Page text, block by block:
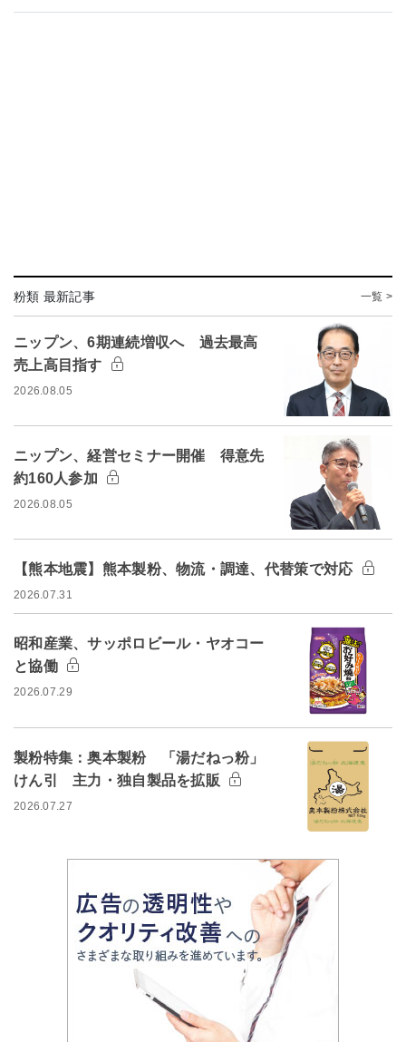
粉類 最新記事 一覧 >
ニップン、6期連続増収へ 過去最高
売上高目指す
2026.08.05
ニップン、経営セミナー開催 得意先
約160人参加
2026.08.05
【熊本地震】熊本製粉、物流・調達、代替策で対応
2026.07.31
昭和産業、サッポロビール・ヤオコー
と協働
2026.07.29
製粉特集：奥本製粉 「湯だねっ粉」
けん引 主力・独自製品を拡販
2026.07.27